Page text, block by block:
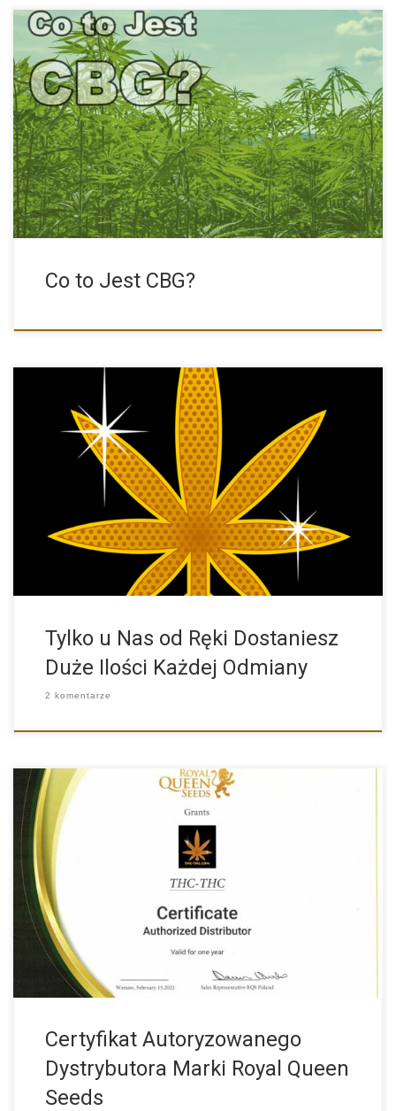
CBG Oraz Efekty Jego Stosowania Kannabigerol, zwany CBG jest
mniej […]
Co to Jest CBG?
Szukasz większej ilości nasion konopi? Potrzebujesz 100
paczek jednej odmiany […]
Tylko u Nas od Ręki Dostaniesz
Duże Ilości Każdej Odmiany
2 komentarze
THC-THC.COM to Autoryzowany Dystrybutor Marki Royal Queen
Seeds Miło nam […]
Certyfikat Autoryzowanego
Dystrybutora Marki Royal Queen
Seeds